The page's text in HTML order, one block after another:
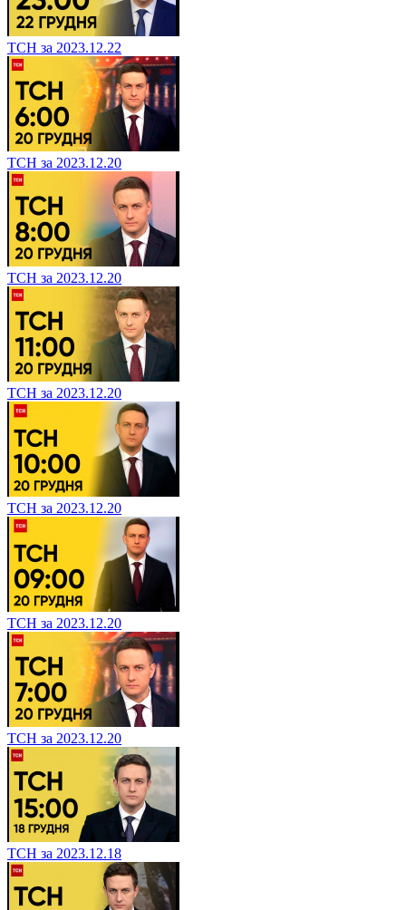
ТСН за 2023.12.22
ТСН за 2023.12.20
ТСН за 2023.12.20
ТСН за 2023.12.20
ТСН за 2023.12.20
ТСН за 2023.12.20
ТСН за 2023.12.20
ТСН за 2023.12.18